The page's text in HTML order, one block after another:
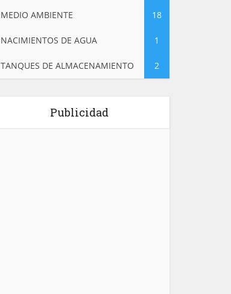
MEDIO AMBIENTE 18
NACIMIENTOS DE AGUA 1
TANQUES DE ALMACENAMIENTO 2
Publicidad